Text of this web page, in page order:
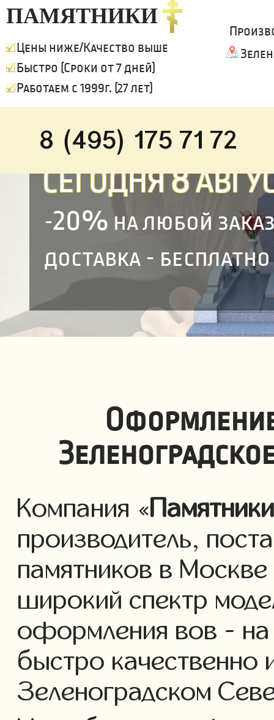
ПАМЯТНИКИ
Цены ниже/Качество выше
Быстро (Сроки от 7 дней)
Работаем с 1999г. (27 лет)
8 (495) 175 71 72
СЕГОДНЯ8
-20% на любой
доставка - бесплатно
Компания «Памятники
производитель,
памятников в
широкий спектр
оформления вов - на
быстро качественно
Зеленоградском